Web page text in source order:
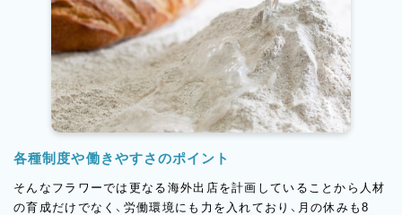
各種制度や働きやすさのポイント
そんなフラワーでは更なる海外出店を計画していることから人材
の育成だけでなく、労働環境にも力を入れており、月の休みも8